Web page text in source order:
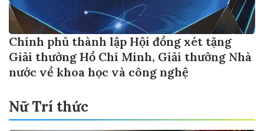
Chính phủ thành lập Hội đồng xét tặng
Giải thưởng Hồ Chí Minh, Giải thưởng Nhà
nước về khoa học và công nghệ
Nữ Trí thức